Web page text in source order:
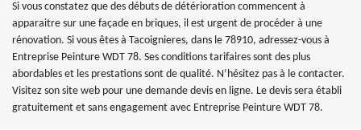
Si vous constatez que des débuts de détérioration commencent à
apparaitre sur une façade en briques, il est urgent de procéder à une
rénovation. Si vous êtes à Tacoignieres, dans le 78910, adressez-vous à
Entreprise Peinture WDT 78. Ses conditions tarifaires sont des plus
abordables et les prestations sont de qualité. N’hésitez pas à le contacter.
Visitez son site web pour une demande devis en ligne. Le devis sera établi
gratuitement et sans engagement avec Entreprise Peinture WDT 78.